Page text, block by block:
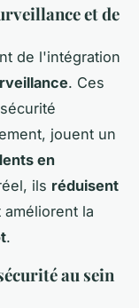
et de
de l'intégration
. Ces
jouent un
en
ils réduisent
améliorent la
.
au sein